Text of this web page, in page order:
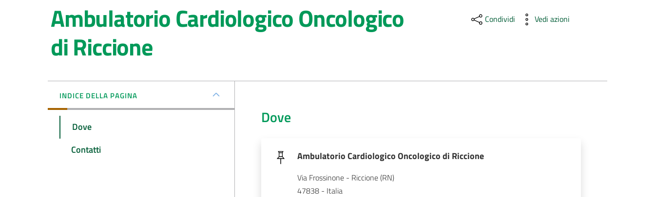
Ambulatorio Cardiologico Oncologico
di Riccione
Condividi Vedi azioni
INDICE DELLA PAGINA
Dove
Contatti
Dove
Ambulatorio Cardiologico Oncologico di Riccione
Via Frossinone - Riccione (RN)
47838 - Italia